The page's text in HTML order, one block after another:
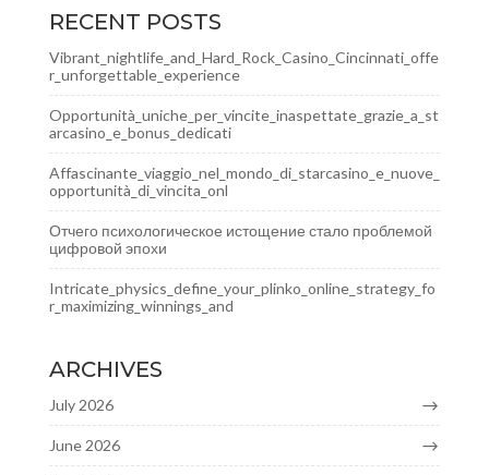
RECENT POSTS
Vibrant_nightlife_and_Hard_Rock_Casino_Cincinnati_offe
r_unforgettable_experience
Opportunità_uniche_per_vincite_inaspettate_grazie_a_st
arcasino_e_bonus_dedicati
Affascinante_viaggio_nel_mondo_di_starcasino_e_nuove_
opportunità_di_vincita_onl
Отчего психологическое истощение стало проблемой
цифровой эпохи
Intricate_physics_define_your_plinko_online_strategy_fo
r_maximizing_winnings_and
ARCHIVES
July 2026
June 2026